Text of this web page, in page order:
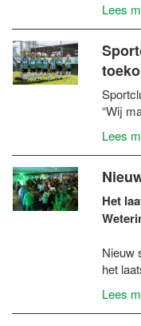
Lees
“Wij
Lees
Het
Nieuw
het
Lees